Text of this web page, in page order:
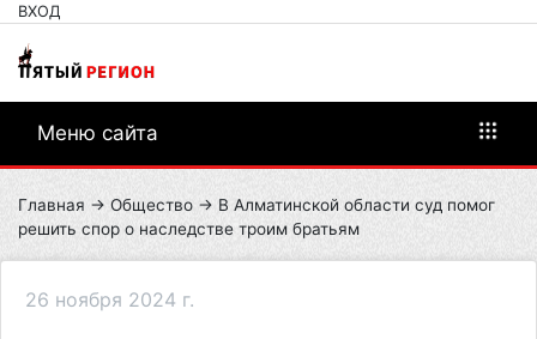
ВХОД
Меню сайта
Главная → Общество → В Алматинской области суд помог
решить спор о наследстве троим братьям
26 ноября 2024 г.